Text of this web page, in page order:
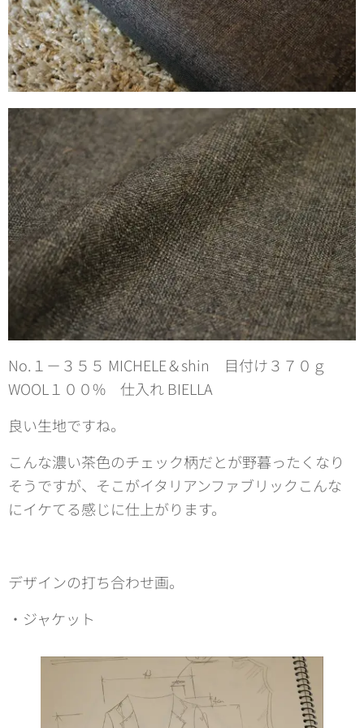
No.１－３５５ MICHELE＆shin 目付け３７０ｇ
WOOL１００% 仕入れ BIELLA
良い生地ですね。
こんな濃い茶色のチェック柄だとが野暮ったくなり
そうですが、そこがイタリアンファブリックこんな
にイケてる感じに仕上がります。
デザインの打ち合わせ画。
・ジャケット